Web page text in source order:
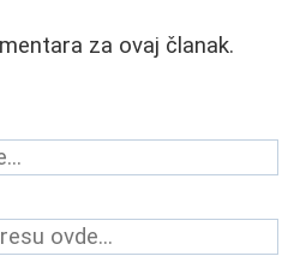
za ovaj članak.